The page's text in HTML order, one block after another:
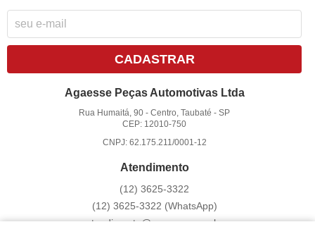
CADASTRAR
Agaesse Peças Automotivas Ltda
Rua Humaitá, 90 -Centro, Taubaté -SP
CEP: 12010-750
CNPJ: 62.175.211/0001-12
Atendimento
(12) 3625-3322
(12) 3625-3322 (WhatsApp)
atendimento@agaesse.com.br